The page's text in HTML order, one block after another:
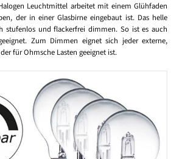
Leuchtmittel arbeitet mit einem Glühfaden
der in einer Glasbirne eingebaut ist. Das helle
stufenlos und flackerfrei dimmen. So ist es auch
Zum Dimmen eignet sich jeder externe,
für Ohmsche Lasten geeignet ist.